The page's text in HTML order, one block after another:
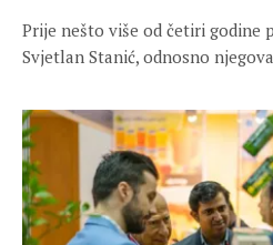
Prije nešto više od četiri godine
Svjetlan Stanić, odnosno